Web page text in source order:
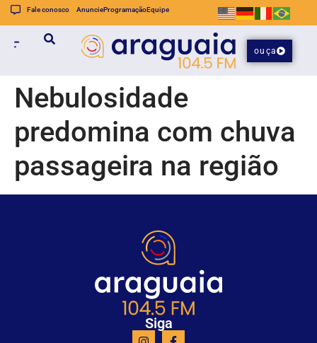
Fale conosco AnuncieProgramaçãoEquipe
ouça
Nebulosidade
predomina com chuva
passageira na região
Siga